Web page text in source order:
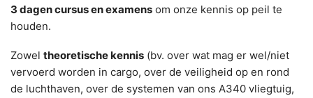
3 dagen cursus en examens om onze kennis op peil te
houden.
Zowel theoretische kennis (bv. over wat mag er wel/niet
vervoerd worden in cargo, over de veiligheid op en rond
de luchthaven, over de systemen van ons A340 vliegtuig,